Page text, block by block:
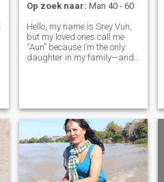
Op zoek naar: Man 40 - 60
Hello, my name is Srey Vun,
but my loved ones call me
“Aun” because I’m the only
daughter in my family—and
because of dishonesty and a
lack of res